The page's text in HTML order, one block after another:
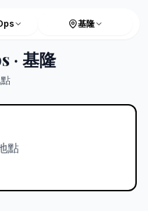
基隆
· 基隆
點